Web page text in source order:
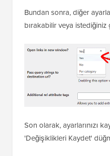
Bundan sonra, diğer
bırakabilir veya istediğiniz
Son olarak, ayarlarınızı
'Değişiklikleri Kaydet'